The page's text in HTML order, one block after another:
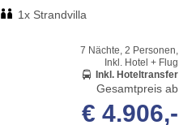
1x Strandvilla
7 Nächte, 2 Personen,
Inkl. Hotel + Flug
Inkl. Hoteltransfer
Gesamtpreis ab
€ 4.906,-